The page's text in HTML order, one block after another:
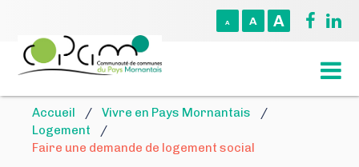
A A A
Accueil / Vivre en Pays Mornantais
/
Logement
/
Faire une demande de logement social